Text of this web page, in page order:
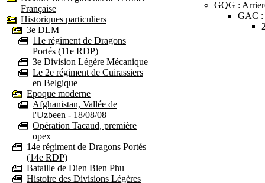
Française
Historiques particuliers
3e DLM
11e régiment de Dragons
Portés (11e RDP)
3e Division Légère Mécanique
Le 2e régiment de Cuirassiers
en Belgique
Epoque moderne
Afghanistan, Vallée de
l'Uzbeen - 18/08/08
Opération Tacaud, première
opex
14e régiment de Dragons Portés
(14e RDP)
Bataille de Dien Bien Phu
Histoire des Divisions Légères
GQG :
GAC :